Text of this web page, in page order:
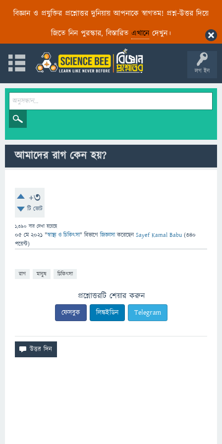
বিজ্ঞান ও প্রযুক্তির প্রশ্নোত্তর দুনিয়ায় আপনাকে স্বাগতম! প্রশ্ন-উত্তর দিয়ে
জিতে নিন পুরস্কার, বিস্তারিত এখানেদেখুন।
লগ ইন
আমাদের রাগ কেন হয়?
+3
টি ভোট
1,390 বার দেখা হয়েছে
05 মে 2021 "স্বাস্থ্য ও চিকিৎসা" বিভাগে জিজ্ঞাসাকরেছেনSayef Kamal Babu (340
পয়েন্ট)
রাগ মানুষ চিকিৎসা
প্রশ্নোত্তরটি শেয়ার করুন
ফেসবুক লিঙ্কইডিন Telegram